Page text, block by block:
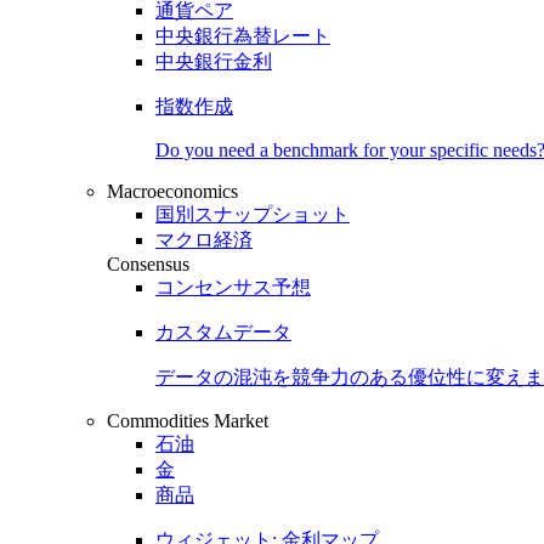
通貨ペア
中央銀行為替レート
中央銀行金利
指数作成
Do you need a benchmark for your specific needs?
Macroeconomics
国別スナップショット
マクロ経済
Consensus
コンセンサス予想
カスタムデータ
データの混沌を競争力のある優位性に変え
Commodities Market
石油
金
商品
ウィジェット: 金利マップ